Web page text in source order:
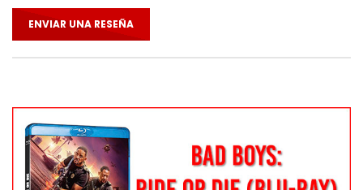
ENVIAR UNA RESEÑA